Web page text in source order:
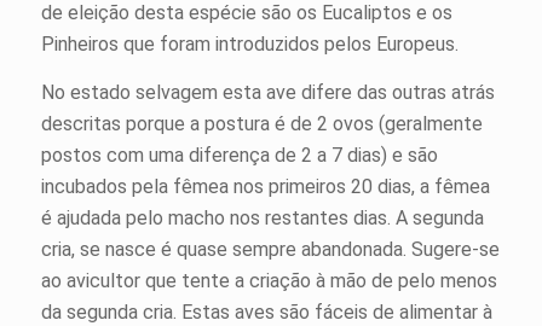
de eleição desta espécie são os Eucaliptos e os
Pinheiros que foram introduzidos pelos Europeus.
No estado selvagem esta ave difere das outras atrás
descritas porque a postura é de 2 ovos (geralmente
postos com uma diferença de 2 a 7 dias) e são
incubados pela fêmea nos primeiros 20 dias, a fêmea
é ajudada pelo macho nos restantes dias. A segunda
cria, se nasce é quase sempre abandonada. Sugere-se
ao avicultor que tente a criação à mão de pelo menos
da segunda cria. Estas aves são fáceis de alimentar à